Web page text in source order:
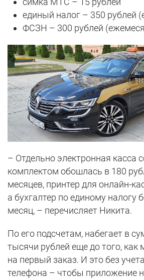
единый налог – 350 рублей
ФСЗН – 300 рублей
– Отдельно электронная касса
комплектом обошлась в 180
месяцев, принтер для онлайн-
а бухгалтер по единому налогу
месяц, – перечисляет Никита.
По его подсчетам, набегает в
тысячи рублей еще до того,
на первый заказ. И это без
телефона – чтобы приложение